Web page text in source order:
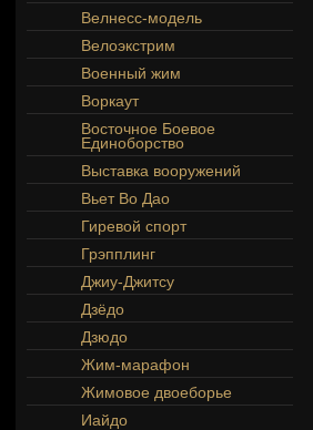
Велнесс-модель
Велоэкстрим
Военный жим
Воркаут
Восточное Боевое
Единоборство
Выставка вооружений
Вьет Во Дао
Гиревой спорт
Грэпплинг
Джиу-Джитсу
Дзёдо
Дзюдо
Жим-марафон
Жимовое двоеборье
Иайдо